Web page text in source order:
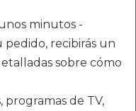
minutos -
recibirás un
sobre cómo
programas de TV,